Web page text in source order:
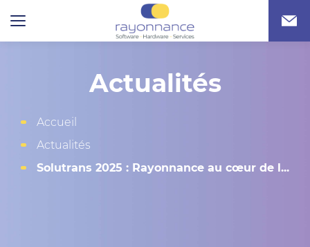
Actualités
Accueil
Actualités
Solutrans 2025 : Rayonnance au cœur de l...